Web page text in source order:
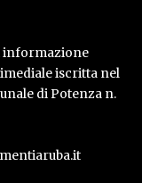
informazione
iscritta nel
di Potenza n.